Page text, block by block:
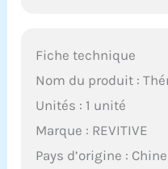
Fiche technique
Nom du produit :
Unités : 1 unité
Marque : REVITIVE
Pays d’origine : Chine